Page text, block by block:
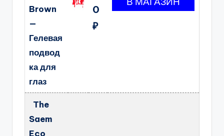
Brown
—
Гелевая
подвод
ка для
глаз
0
₽
The
Saem
Eco